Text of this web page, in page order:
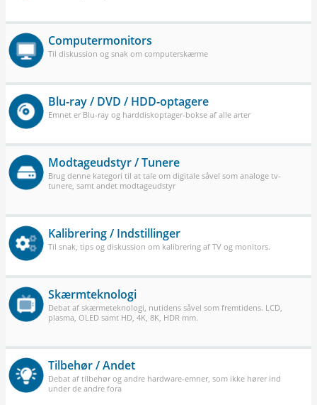
Computermonitors
Til diskussion og snak om computerskærme
Blu-ray / DVD / HDD-optagere
Emnet er Blu-ray og harddiskoptager-bokse af alle arter
Modtageudstyr / Tunere
Brug denne kategori til at tale om digitale såvel som analoge tv-
tunere, samt andet modtageudstyr
Kalibrering / Indstillinger
Til snak, tips og diskussion om kalibrering af TV og monitors.
Skærmteknologi
Debat af skærmeteknologi, nutidens såvel som fremtidens. LCD,
plasma, OLED samt HD, 4K, 8K, HDR mm.
Tilbehør / Andet
Debat af tilbehør og andre hardware-emner, som ikke hører ind
under de andre fora